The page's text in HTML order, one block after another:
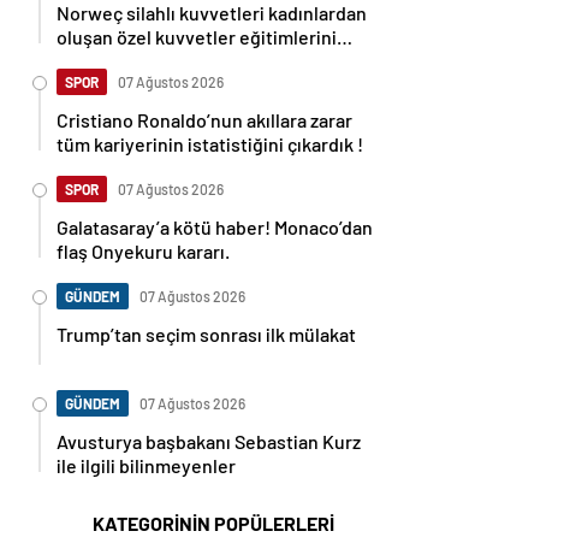
Norweç silahlı kuvvetleri kadınlardan
oluşan özel kuvvetler eğitimlerini
SPOR 07 Ağustos 2026
Cristiano Ronaldo’nun akıllara zarar
tüm kariyerinin istatistiğini çıkardık !
SPOR 07 Ağustos 2026
Galatasaray’a kötü haber! Monaco’dan
flaş Onyekuru kararı.
GÜNDEM 07 Ağustos 2026
Trump’tan seçim sonrası ilk mülakat
GÜNDEM 07 Ağustos 2026
Avusturya başbakanı Sebastian Kurz
ile ilgili bilinmeyenler
KATEGORİNİN POPÜLERLERİ